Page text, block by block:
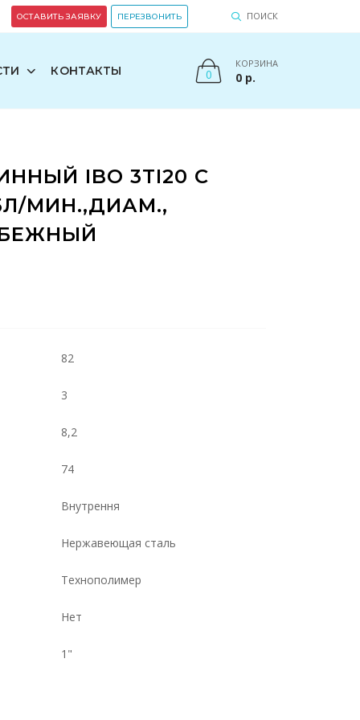
ОСТАВИТЬ ЗАЯВКУ ПЕРЕЗВОНИТЬ ПОИСК
КОНТАКТЫ 0
КОРЗИНА
0 р.
IBO 3TI20 С
МИН.,ДИАМ.,
82
3
8,2
74
Внутрення
Нержавеющая сталь
Технополимер
Нет
1"